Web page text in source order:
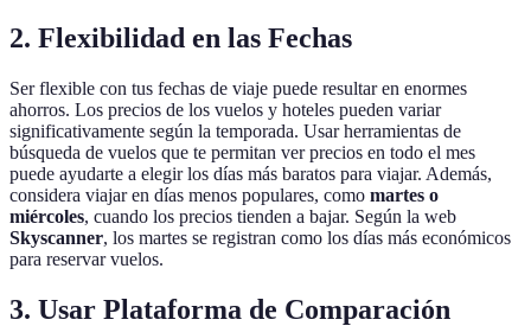
2. Flexibilidad en las Fechas
Ser flexible con tus fechas de viaje puede resultar en enormes
ahorros. Los precios de los vuelos y hoteles pueden variar
significativamente según la temporada. Usar herramientas de
búsqueda de vuelos que te permitan ver precios en todo el mes
puede ayudarte a elegir los días más baratos para viajar. Además,
considera viajar en días menos populares, como martes o
miércoles, cuando los precios tienden a bajar. Según la web
Skyscanner, los martes se registran como los días más económicos
para reservar vuelos.
3. Usar Plataforma de Comparación